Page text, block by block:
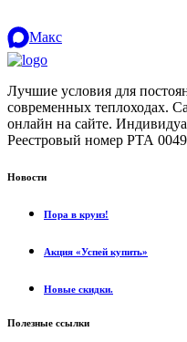
Макс
Лучшие условия для
современных теплоходах.
онлайн на сайте.
Реестровый номер РТА
Новости
Пора в круиз!
Акция «Успей купить»
Новые скидки.
Полезные ссылки